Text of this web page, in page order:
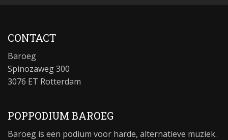
CONTACT
Baroeg
Spinozaweg 300
3076 ET Rotterdam
POPPODIUM BAROEG
Baroeg is een podium voor harde, alternatieve muziek.